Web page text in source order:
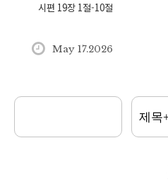
시편 19장 1절-10절
May 17.2026